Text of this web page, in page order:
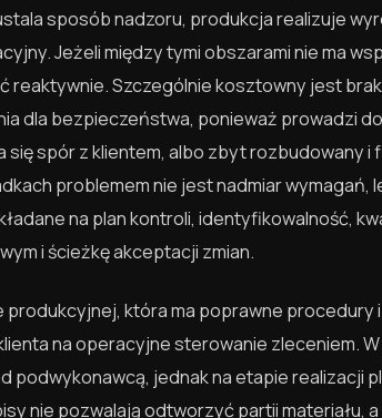
sposób nadzoru, produkcja realizuje
Jeżeli między tymi obszarami nie ma
reaktywnie. Szczególnie kosztowny jest
dla bezpieczeństwa, ponieważ prowadzi
się spór z klientem, albo zbyt rozbudowany i
problemem nie jest nadmiar wymagań,
na plan kontroli, identyfikowalność,
i ścieżkę akceptacji zmian.
która ma poprawne procedury
na operacyjne sterowanie zleceniem.
podwykonawcą, jednak na etapie realizacji
nie pozwalają odtworzyć partii materiału,